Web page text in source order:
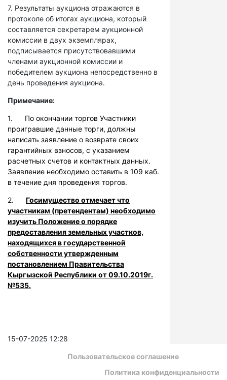
7. Результаты аукциона отражаются в
протоколе об итогах аукциона, который
составляется секретарем аукционной
комиссии в двух экземплярах,
подписывается присутствовавшими
членами аукционной комиссии и
победителем аукциона непосредственно в
день проведения аукциона.
Примечание:
1. По окончании торгов Участники
проигравшие данные торги, должны
написать заявление о возврате своих
гарантийных взносов, с указанием
расчетных счетов и контактных данных.
Заявление необходимо оставить в 109 каб.
в течение дня проведения торгов.
2. Госимущество отмечает что
участникам (претендентам) необходимо
изучить Положение о порядке
предоставления земельных участков,
находящихся в государственной
собственности утвержденным
постановлением Правительства
Кыргызской Республики от 09.10.2019г.
№535.
15-07-2025 12:28
Пользовательское соглашение
Политика конфиденциальности